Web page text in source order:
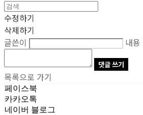
수정하기
삭제하기
글쓴이
내용
댓글 쓰기
목록으로 가기
페이스북
카카오톡
네이버 블로그